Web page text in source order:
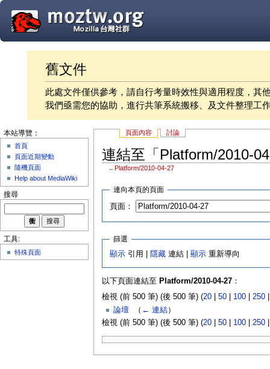
舊文件
此處文件僅供參考，請自行考量時效性與適用程度，其
我們亟需您的協助，進行共筆系統搬移、及文件整理工
頁面內容 討論
連結至「Platform/2010-
← Platform/2010-04-27
連向本頁的頁面
頁面：
篩選
顯示 引用 | 隱藏 連結 |顯示 重新導向
以下頁面連結至 Platform/2010-04-27：
檢視 (前 500 筆) (後 500 筆) (20| 50| 100| 250
論壇
（ ← 連結）
檢視 (前 500 筆) (後 500 筆) (20| 50| 100| 250
本站導覽：
首頁
頁面近期變動
隨機頁面
Help about MediaWiki
搜尋
工具:
特殊頁面